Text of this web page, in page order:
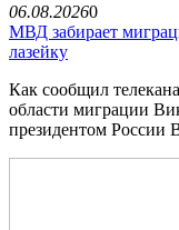
06.08.20260
МВД забирает
лазейку
Как сообщил
области миграции
президентом России